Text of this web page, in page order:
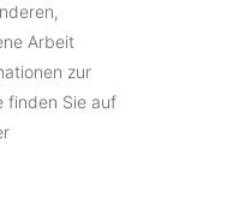
Arbeit
zur
finden Sie auf